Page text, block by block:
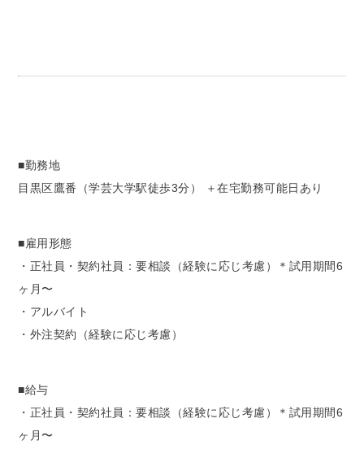
■勤務地
目黒区鷹番（学芸大学駅徒歩3分） ＋在宅勤務可能日あり
■雇用形態
・正社員・契約社員：要相談（経験に応じ考慮）＊試用期間6
ヶ月〜
・アルバイト
・外注契約（経験に応じ考慮）
■給与
・正社員・契約社員：要相談（経験に応じ考慮）＊試用期間6
ヶ月〜